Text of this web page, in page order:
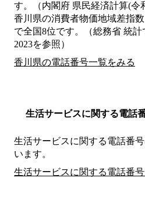
す。（内閣府 県民経済計算(令
香川県の消費者物価地域差指
で全国8位です。（総務省 統
2023を参照）
香川県の電話番号一覧をみる
生活サービスに関する電話
生活サービスに関する電話番
います。
生活サービスに関する電話番